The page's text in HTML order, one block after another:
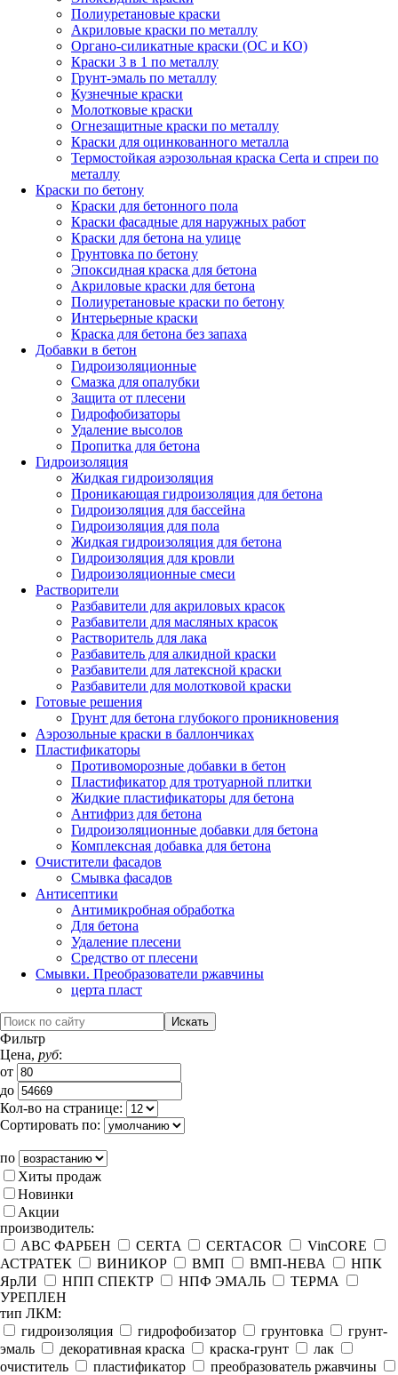
Полиуретановые краски
Акриловые краски по металлу
Органо-силикатные краски (ОС и КО)
Краски 3 в 1 по металлу
Грунт-эмаль по металлу
Кузнечные краски
Молотковые краски
Огнезащитные краски по металлу
Краски для оцинкованного металла
Термостойкая аэрозольная краска Certa и спреи по
металлу
Краски по бетону
Краски для бетонного пола
Краски фасадные для наружных работ
Краски для бетона на улице
Грунтовка по бетону
Эпоксидная краска для бетона
Акриловые краски для бетона
Полиуретановые краски по бетону
Интерьерные краски
Краска для бетона без запаха
Добавки в бетон
Гидроизоляционные
Смазка для опалубки
Защита от плесени
Гидрофобизаторы
Удаление высолов
Пропитка для бетона
Гидроизоляция
Жидкая гидроизоляция
Проникающая гидроизоляция для бетона
Гидроизоляция для бассейна
Гидроизоляция для пола
Жидкая гидроизоляция для бетона
Гидроизоляция для кровли
Гидроизоляционные смеси
Растворители
Разбавители для акриловых красок
Разбавители для масляных красок
Растворитель для лака
Разбавитель для алкидной краски
Разбавители для латексной краски
Разбавители для молотковой краски
Готовые решения
Грунт для бетона глубокого проникновения
Аэрозольные краски в баллончиках
Пластификаторы
Противоморозные добавки в бетон
Пластификатор для тротуарной плитки
Жидкие пластификаторы для бетона
Антифриз для бетона
Гидроизоляционные добавки для бетона
Комплексная добавка для бетона
Очистители фасадов
Смывка фасадов
Антисептики
Антимикробная обработка
Для бетона
Удаление плесени
Средство от плесени
Смывки. Преобразователи ржавчины
церта пласт
Фильтр
Цена, руб:
от
до
Кол-во на странице:
Сортировать по:
по
Хиты продаж
Новинки
Акции
производитель:
ABC ФАРБЕН
CERTA CERTACOR
VinCORE
АСТРАТЕК
ВИНИКОР ВМП ВМП-НЕВА
НПК
ЯрЛИ
НПП СПЕКТР НПФ ЭМАЛЬ
ТЕРМА
УРЕПЛЕН
тип ЛКМ:
гидроизоляция
гидрофобизатор грунтовка
грунт-
эмаль
декоративная краска краска-грунт
лак
очиститель
пластификатор
преобразователь ржавчины